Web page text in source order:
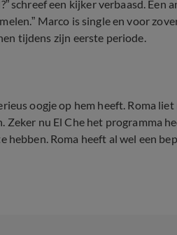
schreef een kijker verbaasd. Een
Marco is single en voor
tijdens zijn eerste periode.
oogje op hem heeft. Roma
Zeker nu El Che het programma
hebben. Roma heeft al wel een